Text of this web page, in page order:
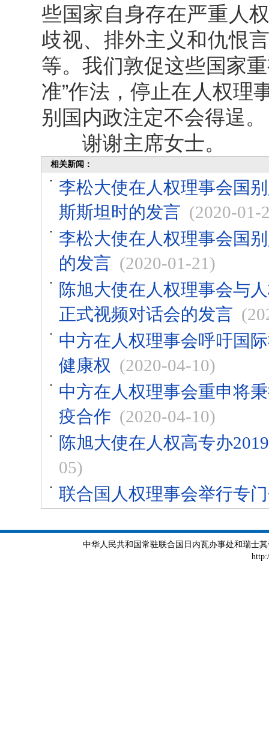
些国家自身存在严重人
歧视、排外主义和仇恨
等。我们敦促这些国家
准”作法，停止在人权理
别国内政注定不会得逞。
谢谢主席女士。
相关新闻：
李松大使在人权理事会国
斯斯坦时的发言 (2020-01-
李松大使在人权理事会国
的发言 (2020-01-21)
陈旭大使在人权理事会与
正式视频对话会的发言
中方在人权理事会呼吁国
健康权 (2020-04-10)
中方在人权理事会重申将
疫合作 (2020-04-10)
陈旭大使在人权高专办
05)
联合国人权理事会举行专
中华人民共和国常驻联合国日内瓦办事处和瑞士